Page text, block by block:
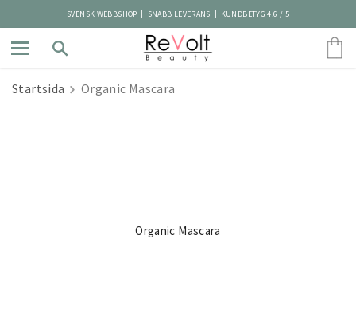
SVENSK WEBBSHOP | SNABB LEVERANS | KUNDBETYG 4.6 / 5
Startsida Organic Mascara
Organic Mascara